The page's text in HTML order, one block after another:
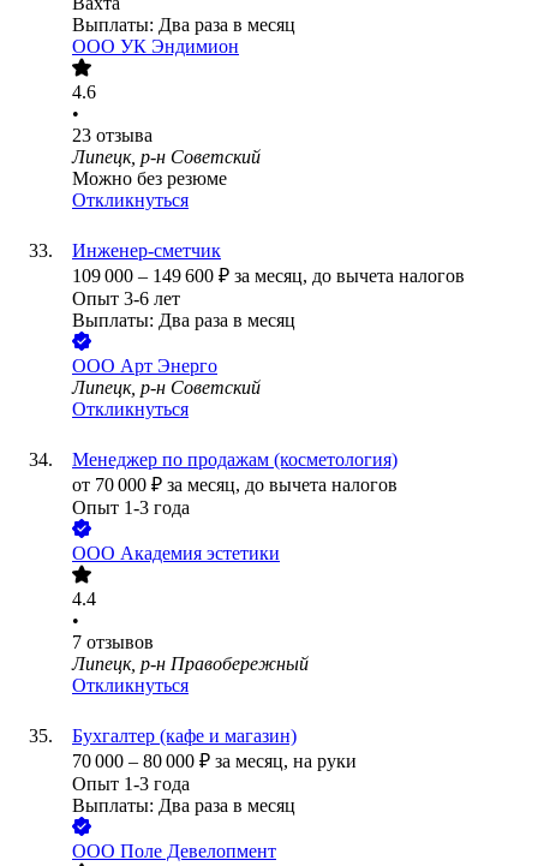
Выплаты: Два раза в месяц
ООО УК Эндимион
4.6
•
23 отзыва
Липецк, р-н Советский
Можно без резюме
Откликнуться
Инженер-сметчик
109 000 – 149 600 ₽ за месяц, до вычета налогов
Опыт 3-6 лет
Выплаты: Два раза в месяц
ООО Арт Энерго
Липецк, р-н Советский
Откликнуться
Менеджер по продажам (косметология)
от 70 000 ₽ за месяц, до вычета налогов
Опыт 1-3 года
ООО Академия эстетики
4.4
•
7 отзывов
Липецк, р-н Правобережный
Откликнуться
Бухгалтер (кафе и магазин)
70 000 – 80 000 ₽ за месяц, на руки
Опыт 1-3 года
Выплаты: Два раза в месяц
ООО Поле Девелопмент